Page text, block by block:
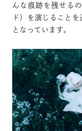
んな痕跡を残せる
ド）を演じること
となっています。